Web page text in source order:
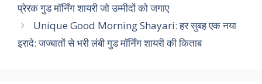
प्रेरक गुड मॉर्निंग शायरी जो उम्मीदों को जगाए
Unique Good Morning Shayari: हर सुबह एक नया
इरादे: जज्बातों से भरी लंबी गुड मॉर्निंग शायरी की किताब